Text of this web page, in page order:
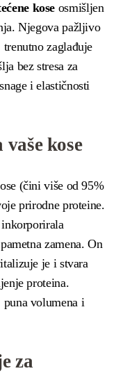
kose osmišljen
Njegova pažljivo
zaglađuje
bez stresa za
i elastičnosti
kose
(čini više od 95%
prirodne proteine.
zamena. On
je i stvara
proteina.
puna volumena i
za